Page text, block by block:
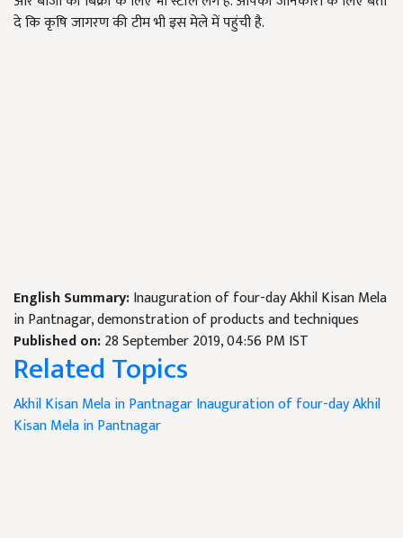
दे कि कृषि जागरण की टीम भी इस मेले में पहुंची है.
English Summary:Inauguration of four-day Akhil Kisan Mela
in Pantnagar, demonstration of products and techniques
Published on:28 September 2019, 04:56 PM IST
Related Topics
Akhil Kisan Mela in PantnagarInauguration of four-day Akhil
Kisan Mela in Pantnagar